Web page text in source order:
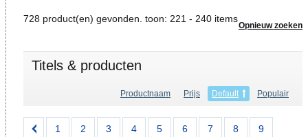
728 product(en) gevonden. toon: 221 - 240 items
Opnieuw zoeken
Titels & producten
Productnaam Prijs Default Populair
1 2 3 4 5 6 7 8 9